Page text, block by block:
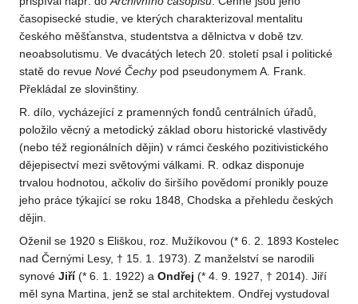
časopisecké studie, ve kterých charakterizoval mentalitu
českého měšťanstva, studentstva a dělnictva v době tzv.
neoabsolutismu. Ve dvacátých letech 20. století psal i politické
statě do revue Nové Čechypod pseudonymem A. Frank.
Překládal ze slovinštiny.
R. dílo, vycházející z pramenných fondů centrálních úřadů,
položilo věcný a metodický základ oboru historické vlastivědy
(nebo též regionálních dějin) v rámci českého pozitivistického
dějepisectví mezi světovými válkami. R. odkaz disponuje
trvalou hodnotou, ačkoliv do širšího povědomí pronikly pouze
jeho práce týkající se roku 1848, Chodska a přehledu českých
dějin.
Oženil se 1920 s Eliškou, roz. Mužíkovou (* 6. 2. 1893 Kostelec
nad Černými Lesy, † 15. 1. 1973). Z manželství se narodili
synové Jiří(* 6. 1. 1922) a Ondřej (* 4. 9. 1927, † 2014). Jiří
měl syna Martina, jenž se stal architektem. Ondřej vystudoval